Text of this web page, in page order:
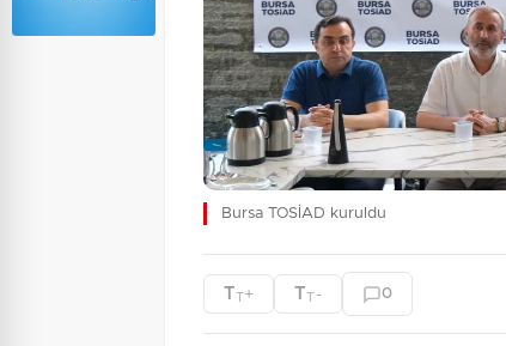
Bursa TOSİAD kuruldu
TT+ TT - 0